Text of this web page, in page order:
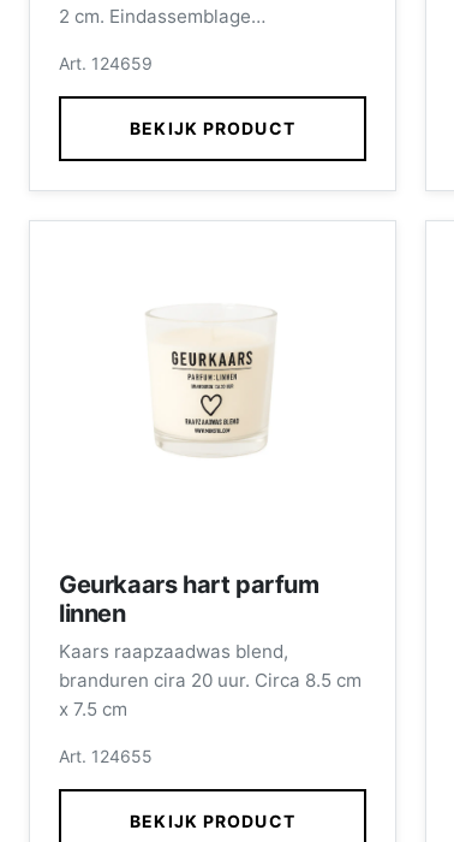
2 cm. Eindassemblage
medewerkers met een afstand tot
de arbeidsmarkt.
Art. 124659
BEKIJK PRODUCT
Geurkaars hart parfum
linnen
Kaars raapzaadwas blend,
branduren cira 20 uur. Circa 8.5 cm
x 7.5 cm
Art. 124655
BEKIJK PRODUCT